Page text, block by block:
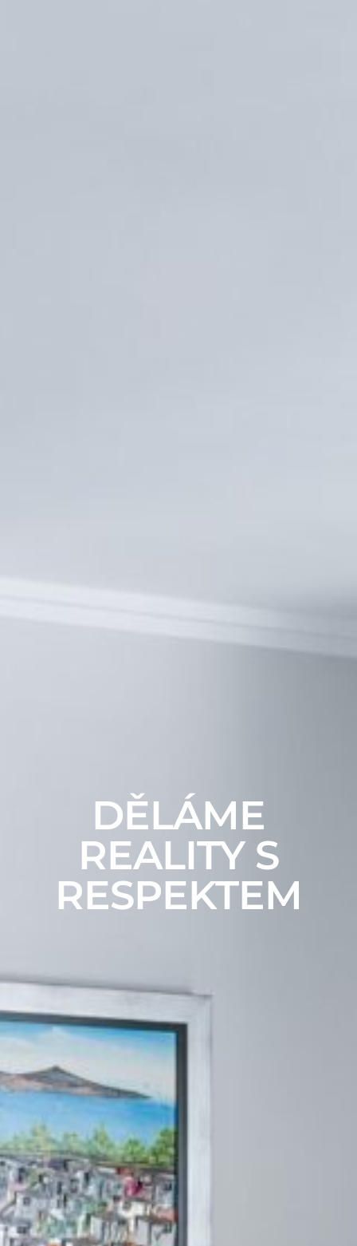
DĚLÁME
REALITY S
RESPEKTEM